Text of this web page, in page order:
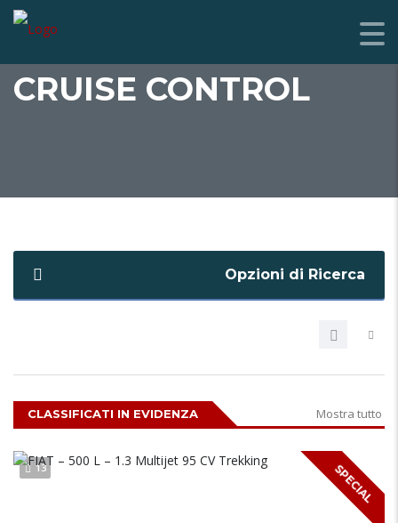
CRUISE CONTROL
Opzioni di Ricerca
CLASSIFICATI IN EVIDENZA Mostra tutto
SPECIAL
13